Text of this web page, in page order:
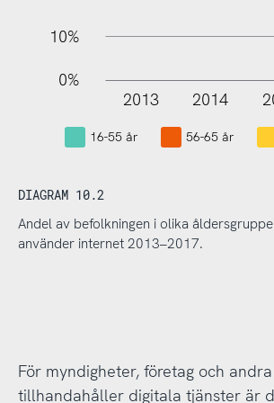
10%
0%
2013 2014
16-55 år 56-65 år
DIAGRAM 10.2
Andel av befolkningen i olika
använder internet 2013–2017.
För myndigheter, företag och
tillhandahåller digitala tjänster är